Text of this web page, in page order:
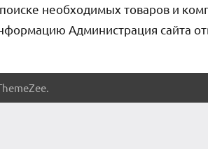
необходимых товаров и
Администрация сайта